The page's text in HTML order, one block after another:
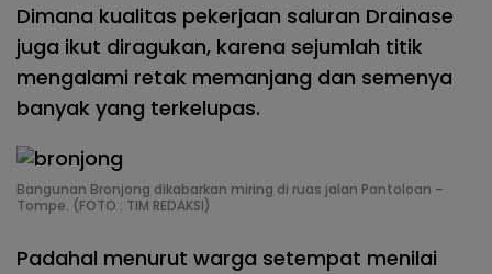
Dimana kualitas pekerjaan saluran Drainase
juga ikut diragukan, karena sejumlah titik
mengalami retak memanjang dan semenya
banyak yang terkelupas.
Bangunan Bronjong dikabarkan miring di ruas jalan Pantoloan –
Tompe. (FOTO : TIM REDAKSI)
Padahal menurut warga setempat menilai